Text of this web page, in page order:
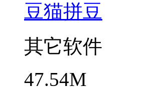
豆猫拼豆
其它软件
47.54M